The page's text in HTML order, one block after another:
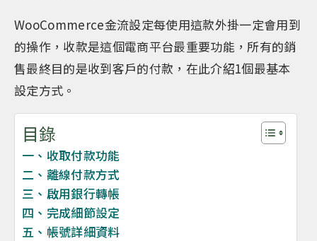
WooCommerce金流設定每使用這款外掛一定會用到
的操作，收款是這個電商平台最重要功能，所有的銷
售最終目的是收到客戶的付款，在此介紹1個最基本
設定方式。
目錄
一、收取付款功能
二、離線付款方式
三、啟用銀行轉帳
四、完成細節設定
五、帳號詳細資料